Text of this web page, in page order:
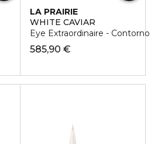
LA PRAIRIE
WHITE CAVIAR
Eye Extraordinaire -
585,90 €